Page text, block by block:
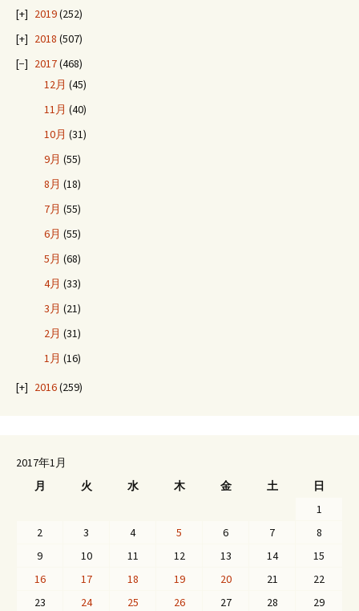
ビ
ゲ
2019(252)
2018 (507)
2017(468)
12月 (45)
11月 (40)
10月 (31)
9月 (55)
8月 (18)
7月 (55)
6月 (55)
5月 (68)
4月 (33)
3月 (21)
2月 (31)
1月 (16)
2016(259)
2017年1月
月
火 水 木 金 土
日
1
2
3 4 5 6 7
8
9
10 11 12 13 14
15
16
17 18 19 20 21
22
23
24 25 26 27 28
29